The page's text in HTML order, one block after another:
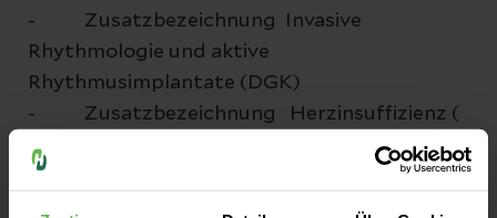
- Zusatzbezeichnung Invasive
Rhythmologie und aktive
Rhythmusimplantate (DGK)
- Zusatzbezeichnung Herzinsuffizienz (
DGK)
- Interventionelle Behandlung von
Herzklappenerkrankungen (TAVI / TEER)